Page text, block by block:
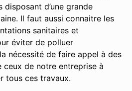
d’une grande
Il faut aussi connaitre les
sanitaires et
éviter de polluer
nécessité de faire appel à des
ceux de notre entreprise à
tous ces travaux.